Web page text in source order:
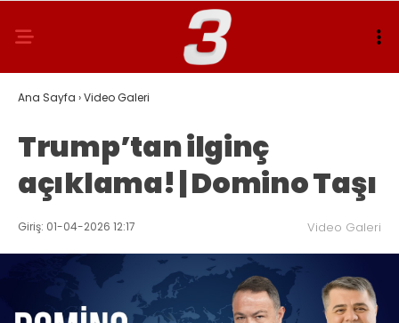
Ana Sayfa ›Video Galeri
Trump’tan ilginç
açıklama! | Domino Taşı
Giriş: 01-04-2026 12:17 Video Galeri